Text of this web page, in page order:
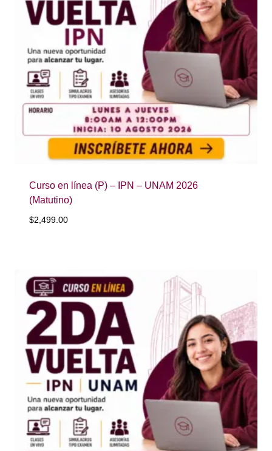
Curso en línea (P) – IPN – UNAM 2026
(Matutino)
$2,499.00